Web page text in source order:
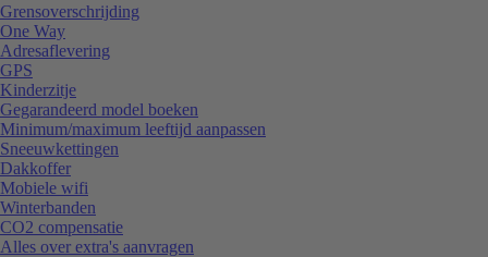
Grensoverschrijding
One Way
Adresaflevering
GPS
Kinderzitje
Gegarandeerd model boeken
Minimum/maximum leeftijd aanpassen
Sneeuwkettingen
Dakkoffer
Mobiele wifi
Winterbanden
CO2 compensatie
Alles over extra's aanvragen